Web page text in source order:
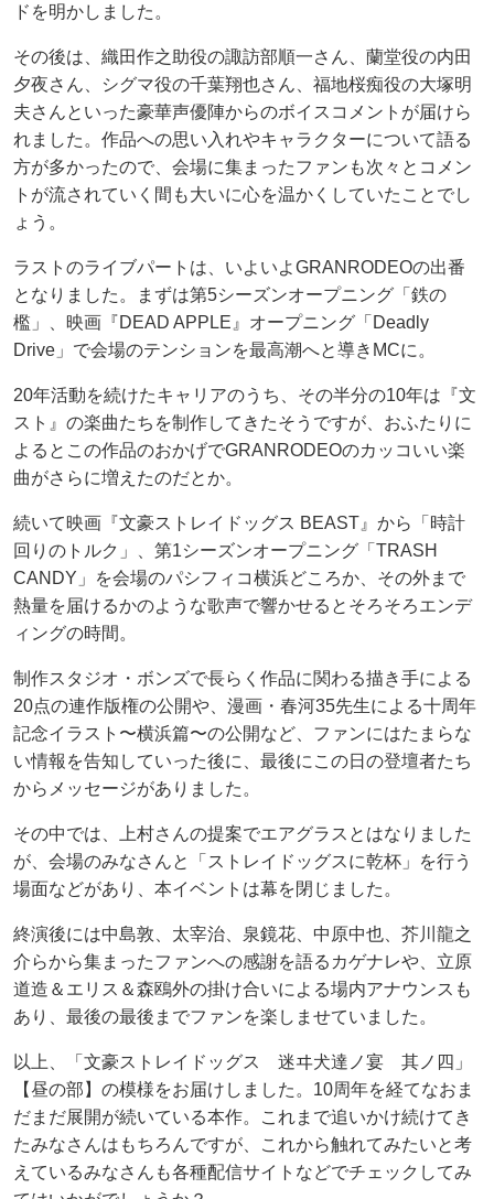
ドを明かしました。
その後は、織田作之助役の諏訪部順一さん、蘭堂役の内田
夕夜さん、シグマ役の千葉翔也さん、福地桜痴役の大塚明
夫さんといった豪華声優陣からのボイスコメントが届けら
れました。作品への思い入れやキャラクターについて語る
方が多かったので、会場に集まったファンも次々とコメン
トが流されていく間も大いに心を温かくしていたことでし
ょう。
ラストのライブパートは、いよいよGRANRODEOの出番
となりました。まずは第5シーズンオープニング「鉄の
檻」、映画『DEAD APPLE』オープニング「Deadly
Drive」で会場のテンションを最高潮へと導きMCに。
20年活動を続けたキャリアのうち、その半分の10年は『文
スト』の楽曲たちを制作してきたそうですが、おふたりに
よるとこの作品のおかげでGRANRODEOのカッコいい楽
曲がさらに増えたのだとか。
続いて映画『文豪ストレイドッグス BEAST』から「時計
回りのトルク」、第1シーズンオープニング「TRASH
CANDY」を会場のパシフィコ横浜どころか、その外まで
熱量を届けるかのような歌声で響かせるとそろそろエンデ
ィングの時間。
制作スタジオ・ボンズで長らく作品に関わる描き手による
20点の連作版権の公開や、漫画・春河35先生による十周年
記念イラスト〜横浜篇〜の公開など、ファンにはたまらな
い情報を告知していった後に、最後にこの日の登壇者たち
からメッセージがありました。
その中では、上村さんの提案でエアグラスとはなりました
が、会場のみなさんと「ストレイドッグスに乾杯」を行う
場面などがあり、本イベントは幕を閉じました。
終演後には中島敦、太宰治、泉鏡花、中原中也、芥川龍之
介らから集まったファンへの感謝を語るカゲナレや、立原
道造＆エリス＆森鴎外の掛け合いによる場内アナウンスも
あり、最後の最後までファンを楽しませていました。
以上、「文豪ストレイドッグス 迷ヰ犬達ノ宴 其ノ四」
【昼の部】の模様をお届けしました。10周年を経てなおま
だまだ展開が続いている本作。これまで追いかけ続けてき
たみなさんはもちろんですが、これから触れてみたいと考
えているみなさんも各種配信サイトなどでチェックしてみ